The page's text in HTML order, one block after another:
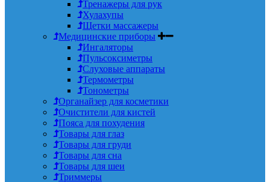
Тренажеры для рук
Хулахупы
Щетки массажеры
Медицинские приборы
Ингаляторы
Пульсоксиметры
Слуховые аппараты
Термометры
Тонометры
Органайзер для косметики
Очистители для кистей
Пояса для похудения
Товары для глаз
Товары для груди
Товары для сна
Товары для шеи
Триммеры